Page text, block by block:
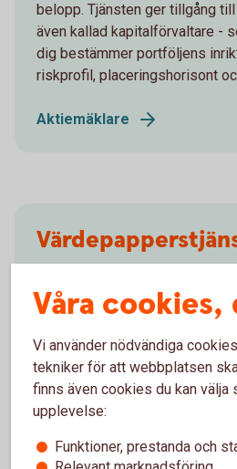
belopp. Tjänsten ger tillgång
även kallad kapitalförvaltare -
dig bestämmer portföljens
riskprofil, placeringshorisont
Aktiemäklare
du en årlig schablonskatt, vilket
behöver deklarera för affärer
privatpersoner.
Värdepapperstjänst ISK
Våra
Vi använder nödvändiga
tekniker för att webbplatsen
finns även cookies du kan välja
upplevelse:
Funktioner, prestanda och